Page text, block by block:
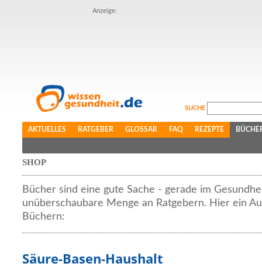
Anzeige:
SUCHE
AKTUELLES RATGEBER GLOSSAR FAQ REZEPTE
SHOP
Bücher sind eine gute Sache - gerade im
unüberschaubare Menge an Ratgebern. Hier ein
Büchern:
Säure-Basen-Haushalt